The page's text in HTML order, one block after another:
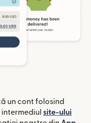
un cont folosind
site-ului